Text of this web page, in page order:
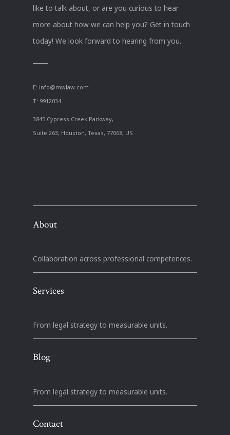
like to talk about, or are you curious to hear
more about how we can help you? Get in touch
today! We look forward to hearing from you.
E: info@mwlaw.com
T: 9912034
3845 Cypress Creek Parkway,
Suite 263, Houston, Texas, 77068, US
About
Collaboration across professional competences.
Services
From legal strategy to measurable units.
Blog
From legal strategy to measurable units.
Contact